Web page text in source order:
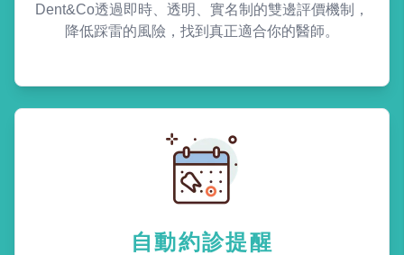
Dent&Co透過即時、透明、實名制的雙邊評價機制，
降低踩雷的風險，找到真正適合你的醫師。
自動約診提醒